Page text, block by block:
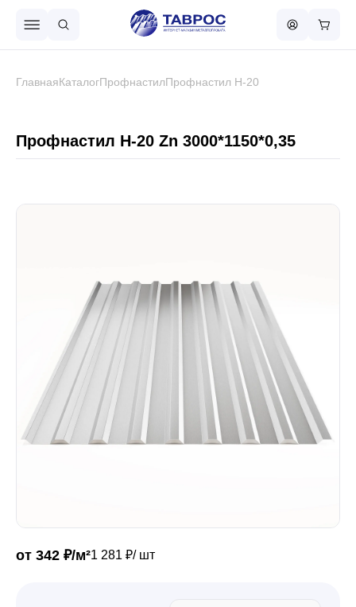
Чёрный металлопрокат
Сваи винтовые
Забор
Профили для гипсокартона
ГлавнаяКаталогПрофнастилПрофнастил Н-20
Профнастил Н-20 Zn 3000*1150*0,35
от 342 ₽/м²1 281 ₽/ шт